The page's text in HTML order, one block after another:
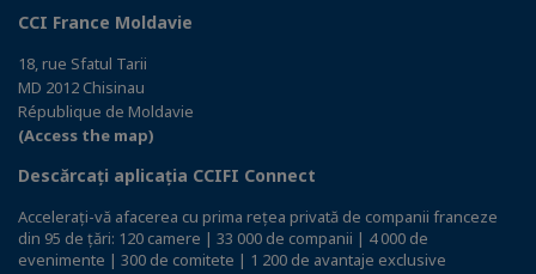
CCI France Moldavie
18, rue Sfatul Tarii
MD 2012 Chisinau
République de Moldavie
(Access the map)
Descărcați aplicația CCIFI Connect
Accelerați-vă afacerea cu prima rețea privată de companii franceze
din 95 de țări: 120 camere | 33 000 de companii | 4 000 de
evenimente | 300 de comitete | 1 200 de avantaje exclusive